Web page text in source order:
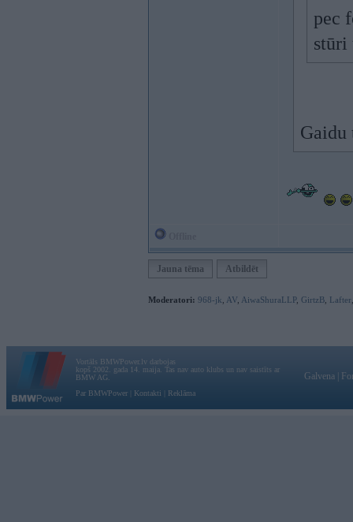
pec
stūri
Gaidu
Jauna tēma Atbildēt
Moderatori: 968-jk AV AiwaShuraLLP, GirtzB Lafter
Vortāls BMWPower.lv darbojas
kopš 2002. gada 14. maija. Tas nav auto klubs un nav saistīts ar
BMW AG.
Par BMWPower
Kontakti Reklāma
Galvena